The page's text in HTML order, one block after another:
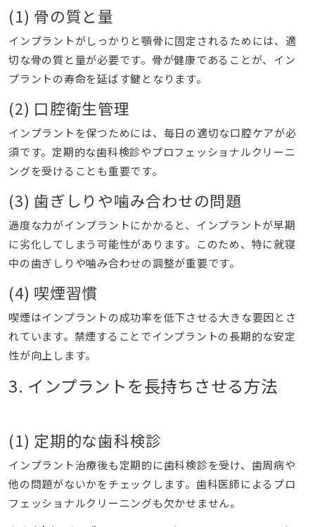
(1) 骨の質と量
インプラントがしっかりと顎骨に固定されるためには、適
切な骨の質と量が必要です。骨が健康であることが、イン
プラントの寿命を延ばす鍵となります。
(2) 口腔衛生管理
インプラントを保つためには、毎日の適切な口腔ケアが必
須です。定期的な歯科検診やプロフェッショナルクリーニ
ングを受けることも重要です。
(3) 歯ぎしりや噛み合わせの問題
過度な力がインプラントにかかると、インプラントが早期
に劣化してしまう可能性があります。このため、特に就寝
中の歯ぎしりや噛み合わせの調整が重要です。
(4) 喫煙習慣
喫煙はインプラントの成功率を低下させる大きな要因とさ
れています。禁煙することでインプラントの長期的な安定
性が向上します。
3. インプラントを長持ちさせる方法
(1) 定期的な歯科検診
インプラント治療後も定期的に歯科検診を受け、歯周病や
他の問題がないかをチェックします。歯科医師によるプロ
フェッショナルクリーニングも欠かせません。